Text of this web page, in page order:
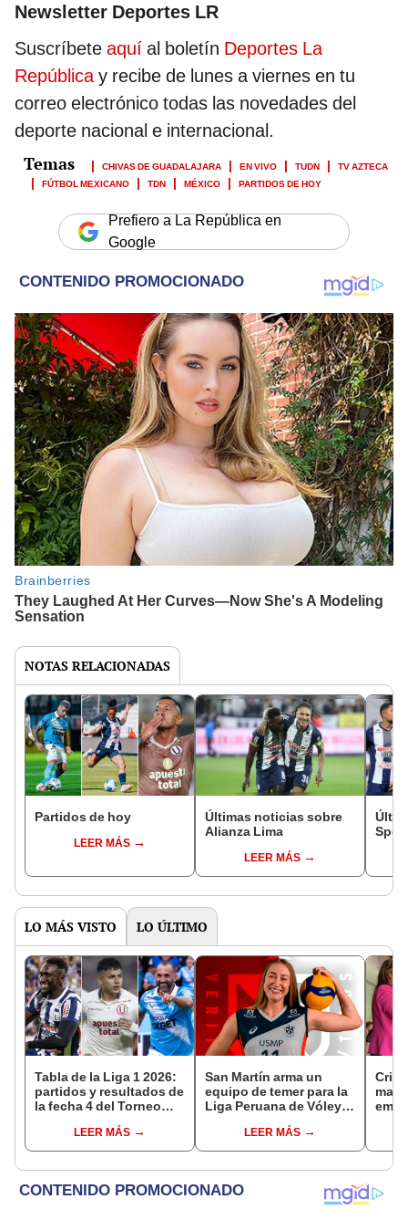
Newsletter Deportes LR
Suscríbete aquí al boletín Deportes La
Repúblicay recibe de lunes a viernes en tu
correo electrónico todas las novedades del
deporte nacional e internacional.
CHIVAS DE GUADALAJARA EN VIVO TUDN
TV AZTECA
FÚTBOL MEXICANO
TDN MÉXICO PARTIDOS DE HOY
Prefiero a La República en
Google
NOTAS RELACIONADAS
Partidos de hoy
LEER MÁS
Últimas noticias sobre
Alianza Lima
LEER MÁS
LO MÁS VISTO LO ÚLTIMO
Tabla de la Liga 1 2026:
partidos y resultados de
la fecha 4 del Torneo
del Acumulado
LEER MÁS
San Martín arma un
equipo de temer para la
Liga Peruana de Vóley:
Emily Zinger
LEER MÁS